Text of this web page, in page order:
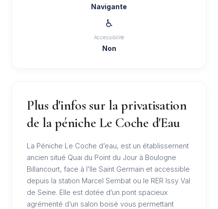
Navigante
♿
Accessibilité
Non
Plus d'infos sur la privatisation
de la péniche Le Coche d'Eau
La Péniche Le Coche d’eau, est un établissement
ancien situé Quai du Point du Jour à Boulogne
Billancourt, face à l’Ile Saint Germain et accessible
depuis la station Marcel Sembat ou le RER Issy Val
de Seine. Elle est dotée d’un pont spacieux
agrémenté d’un salon boisé vous permettant